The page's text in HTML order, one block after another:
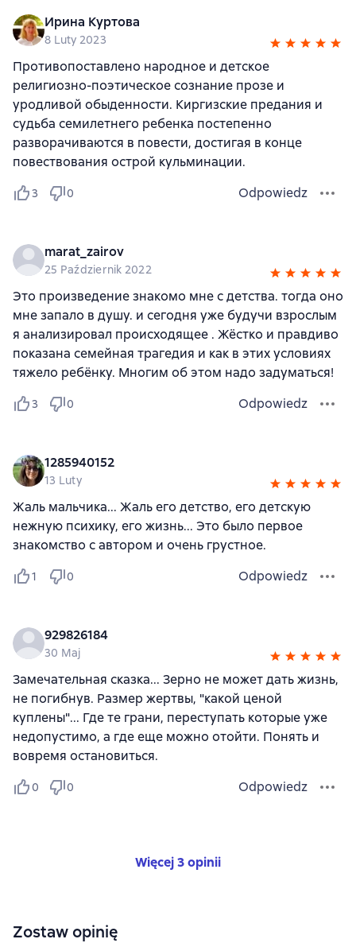
Ирина Куртова
8 Luty 2023
Противопоставлено народное и детское
религиозно-поэтическое сознание прозе и
уродливой обыденности. Киргизские предания и
судьба семилетнего ребенка постепенно
разворачиваются в повести, достигая в конце
повествования острой кульминации.
3 0 Odpowiedz
marat_zairov
25 Październik 2022
Это произведение знакомо мне с детства. тогда оно
мне запало в душу. и сегодня уже будучи взрослым
я анализировал происходящее . Жёстко и правдиво
показана семейная трагедия и как в этих условиях
тяжело ребёнку. Многим об этом надо задуматься!
3 0 Odpowiedz
1285940152
13 Luty
Жаль мальчика... Жаль его детство, его детскую
нежную психику, его жизнь... Это было первое
знакомство с автором и очень грустное.
1 0 Odpowiedz
929826184
30 Maj
Замечательная сказка... Зерно не может дать жизнь,
не погибнув. Размер жертвы, "какой ценой
куплены"... Где те грани, переступать которые уже
недопустимо, а где еще можно отойти. Понять и
вовремя остановиться.
0 0 Odpowiedz
Więcej 3 opinii
Zostaw opinię